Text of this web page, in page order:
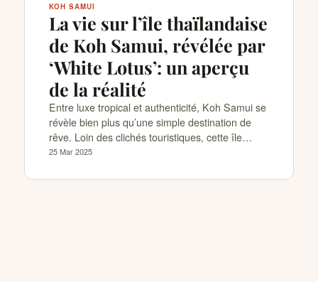
KOH SAMUI
La vie sur l’île thaïlandaise
de Koh Samui, révélée par
‘White Lotus’: un aperçu
de la réalité
Entre luxe tropical et authenticité, Koh Samui se
révèle bien plus qu’une simple destination de
rêve. Loin des clichés touristiques, cette île…
25 Mar 2025